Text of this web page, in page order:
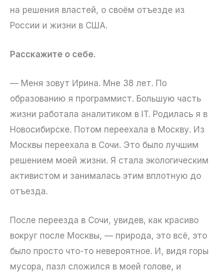
на решения властей, о своём отъезде из
России и жизни в США.
Расскажите о себе.
— Меня зовут Ирина. Мне 38 лет. По
образованию я программист. Большую часть
жизни работала аналитиком в IT. Родилась я в
Новосибирске. Потом переехала в Москву. Из
Москвы переехала в Сочи. Это было лучшим
решением моей жизни. Я стала экологическим
активистом и занималась этим вплотную до
отъезда.
После переезда в Сочи, увидев, как красиво
вокруг после Москвы, — природа, это всё, это
было просто что-то невероятное. И, видя горы
мусора, пазл сложился в моей голове, и